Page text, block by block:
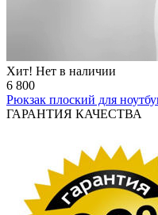
Хит! Нет в наличии
6 800
Рюкзак плоский для
ГАРАНТИЯ КАЧЕСТВА